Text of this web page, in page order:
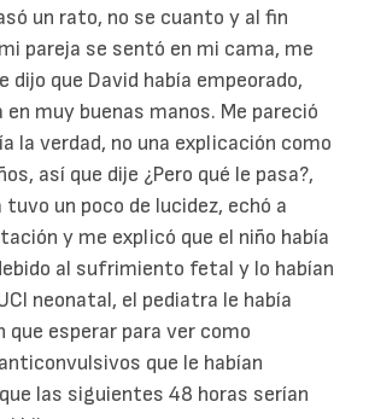
un rato, no se cuanto y al fin
pareja se sentó en mi cama, me
dijo que David había empeorado,
en muy buenas manos. Me pareció
la verdad, no una explicación como
así que dije ¿Pero qué le pasa?,
un poco de lucidez, echó a
y me explicó que el niño había
al sufrimiento fetal y lo habían
neonatal, el pediatra le había
que esperar para ver como
que le habían
las siguientes 48 horas serían